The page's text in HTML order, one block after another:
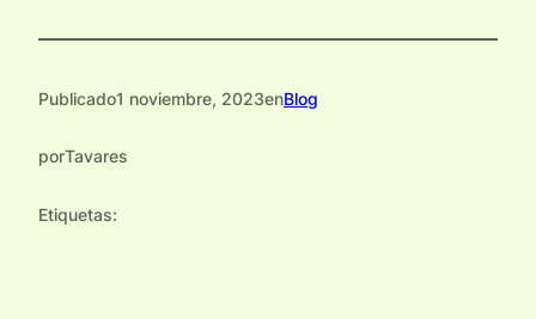
Publicado1 noviembre, 2023enBlog
porTavares
Etiquetas: